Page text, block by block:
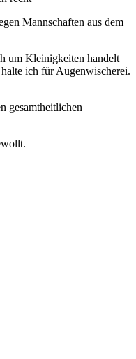
Mannschaften aus dem
um Kleinigkeiten handelt
ich für Augenwischerei.
gesamtheitlichen